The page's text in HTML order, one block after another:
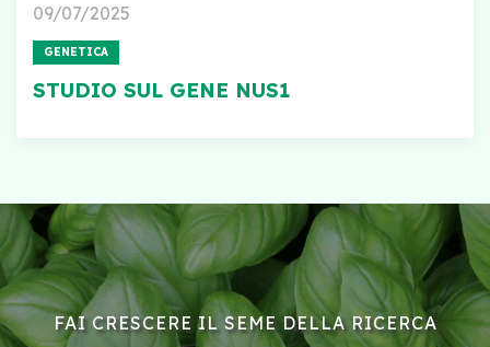
09/07/2025
GENETICA
STUDIO SUL GENE NUS1
FAI CRESCERE IL SEME DELLA RICERCA